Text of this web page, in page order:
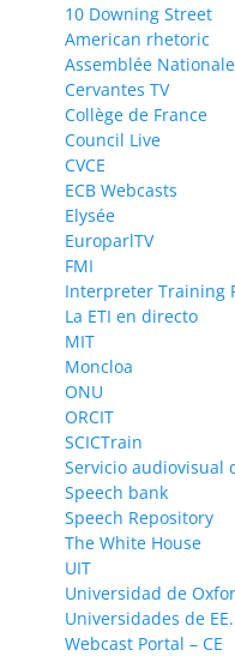
10 Downing Street
American rhetoric
Assemblée
Cervantes TV
Collège de France
Council Live
CVCE
ECB Webcasts
Elysée
EuroparlTV
FMI
Interpreter Training
La ETI en directo
MIT
Moncloa
ONU
ORCIT
SCICTrain
Servicio audiovisual
Speech bank
Speech Repository
The White House
UIT
Universidad de
Universidades de
Webcast Portal – CE